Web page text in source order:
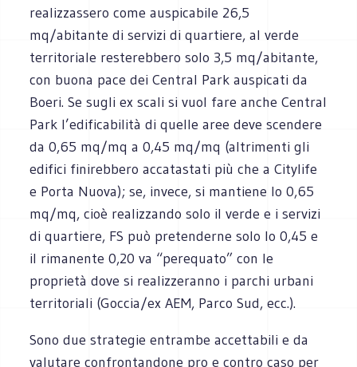
realizzassero come auspicabile 26,5
mq/abitante di servizi di quartiere, al verde
territoriale resterebbero solo 3,5 mq/abitante,
con buona pace dei Central Park auspicati da
Boeri. Se sugli ex scali si vuol fare anche Central
Park l’edificabilità di quelle aree deve scendere
da 0,65 mq/mq a 0,45 mq/mq (altrimenti gli
edifici finirebbero accatastati più che a Citylife
e Porta Nuova); se, invece, si mantiene lo 0,65
mq/mq, cioè realizzando solo il verde e i servizi
di quartiere, FS può pretenderne solo lo 0,45 e
il rimanente 0,20 va “perequato” con le
proprietà dove si realizzeranno i parchi urbani
territoriali (Goccia/ex AEM, Parco Sud, ecc.).
Sono due strategie entrambe accettabili e da
valutare confrontandone pro e contro caso per